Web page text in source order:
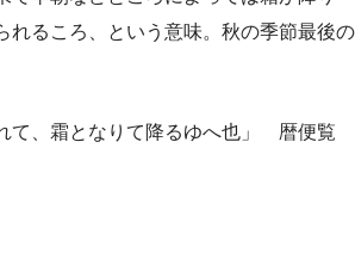
れるころ、という意味。秋の季節最後の
て、霜となりて降るゆへ也」 暦便覧